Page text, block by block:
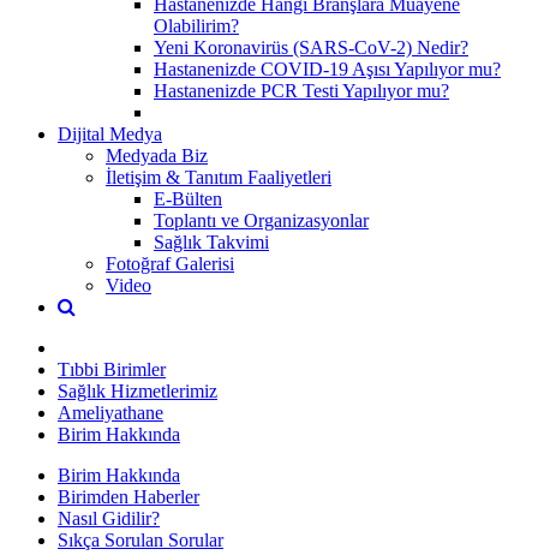
Olabilirim?
Yeni Koronavirüs (SARS-CoV-2) Nedir?
Hastanenizde COVID-19 Aşısı Yapılıyor mu?
Hastanenizde PCR Testi Yapılıyor mu?
Dijital Medya
Medyada Biz
İletişim & Tanıtım Faaliyetleri
E-Bülten
Toplantı ve Organizasyonlar
Sağlık Takvimi
Fotoğraf Galerisi
Video
Tıbbi Birimler
Sağlık Hizmetlerimiz
Ameliyathane
Birim Hakkında
Birim Hakkında
Birimden Haberler
Nasıl Gidilir?
Sıkça Sorulan Sorular